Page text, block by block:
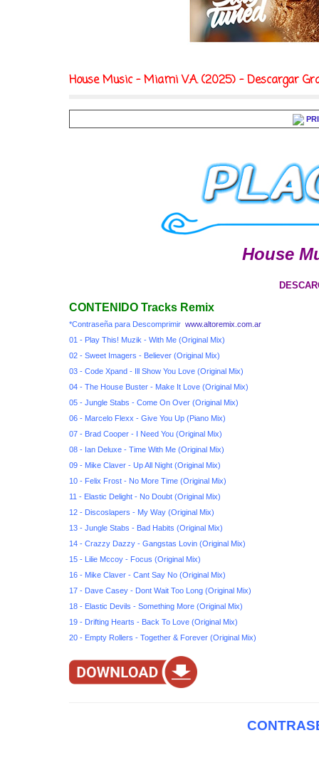
House Music - Miami V.A. (2025) - Descargar
House
CONTENIDO Tracks Remix
*Contraseña para Descomprimir www.altoremix.com.ar
01 - Play This! Muzik - With Me (Original Mix)
02 - Sweet Imagers - Believer (Original Mix)
03 - Code Xpand - Ill Show You Love (Original Mix)
04 - The House Buster - Make It Love (Original Mix)
05 - Jungle Stabs - Come On Over (Original Mix)
06 - Marcelo Flexx - Give You Up (Piano Mix)
07 - Brad Cooper - I Need You (Original Mix)
08 - Ian Deluxe - Time With Me (Original Mix)
09 - Mike Claver - Up All Night (Original Mix)
10 - Felix Frost - No More Time (Original Mix)
11 - Elastic Delight - No Doubt (Original Mix)
12 - Discoslapers - My Way (Original Mix)
13 - Jungle Stabs - Bad Habits (Original Mix)
14 - Crazzy Dazzy - Gangstas Lovin (Original Mix)
15 - Lilie Mccoy - Focus (Original Mix)
16 - Mike Claver - Cant Say No (Original Mix)
17 - Dave Casey - Dont Wait Too Long (Original Mix)
18 - Elastic Devils - Something More (Original Mix)
19 - Drifting Hearts - Back To Love (Original Mix)
20 - Empty Rollers - Together & Forever (Original Mix)